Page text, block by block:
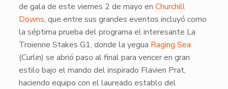
de gala de este viernes 2 de mayo en Churchill
Downs, que entre sus grandes eventos incluyó como
la séptima prueba del programa el interesante La
Troienne Stakes G1, donde la yegua Raging Sea
(Curlin) se abrió paso al final para vencer en gran
estilo bajo el mando del inspirado Flavien Prat,
haciendo equipo con el laureado establo del